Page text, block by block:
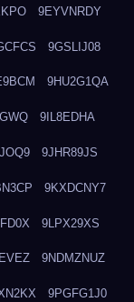
9EYVNRDY
9GSLIJ08
9HU2G1QA
9IL8EDHA
9JHR89JS
9KXDCNY7
9LPX29XS
9NDMZNUZ
9PGFG1J0